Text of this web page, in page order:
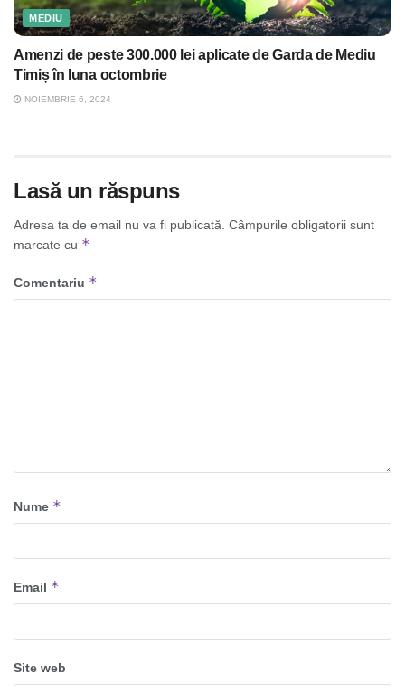
MEDIU
Amenzi de peste 300.000 lei aplicate de Garda de Mediu
Timiș în luna octombrie
NOIEMBRIE 6, 2024
Lasă un răspuns
Adresa ta de email nu va fi publicată. Câmpurile obligatorii sunt
marcate cu *
Comentariu *
Nume *
Email *
Site web